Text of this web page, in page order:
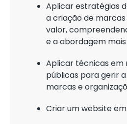
Aplicar estratégias
a criação de
valor,
e a abordagem
Aplicar técnicas em
públicas para gerir
marcas e
Criar um website